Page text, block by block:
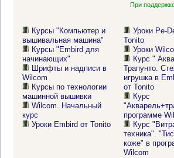
При
Курсы "Компьютер и
вышивальная машина"
Курсы "Embird для
начинающих"
Шрифты и надписи в
Wilcom
Курсы по технологии
машинной вышивки
Wilcom. Начальный
курс
Уроки Embird от Tonito
Уроки Pe-
Tonito
Уроки
Курс "
Трапунто.
игрушка в
от Tonito
Курс
программе
Курс
техника".
коже" в
Wilcom